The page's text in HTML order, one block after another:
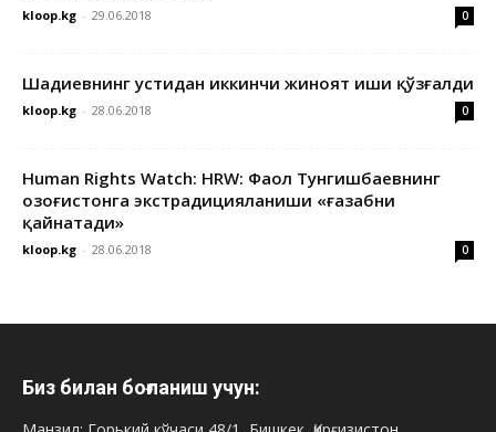
kloop.kg - 29.06.2018 0
Шадиевнинг устидан иккинчи жиноят иши қўзғалди
kloop.kg - 28.06.2018 0
Human Rights Watch: HRW: Фаол Тунгишбаевнинг
Қозоғистонга экстрадицияланиши «ғазабни
қайнатади»
kloop.kg - 28.06.2018 0
Биз билан боғланиш учун: